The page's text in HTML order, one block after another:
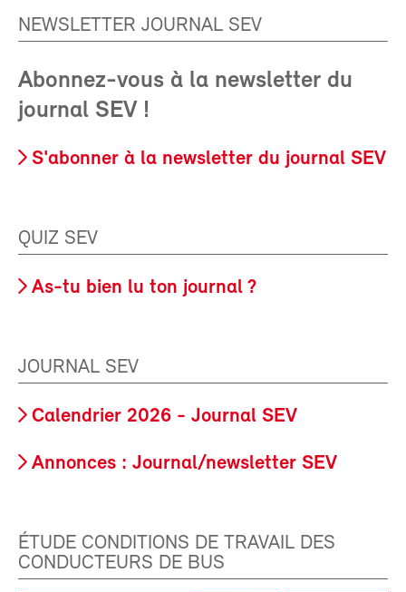
NEWSLETTER JOURNAL SEV
Abonnez-vous à la newsletter du
journal SEV !
S'abonner à la newsletter du journal SEV
QUIZ SEV
As-tu bien lu ton journal ?
JOURNAL SEV
Calendrier 2026 - Journal SEV
Annonces : Journal/newsletter SEV
ÉTUDE CONDITIONS DE TRAVAIL DES
CONDUCTEURS DE BUS